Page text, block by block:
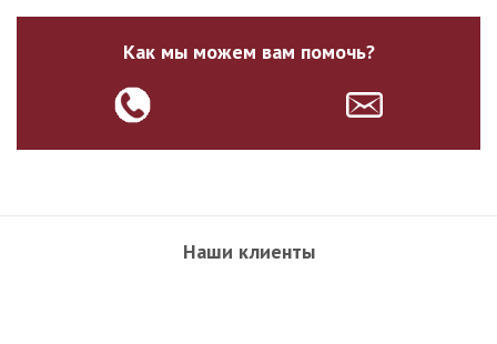
Как мы можем вам помочь?
Наши клиенты